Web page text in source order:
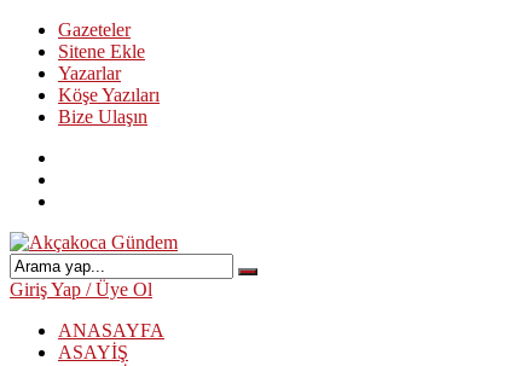
Gazeteler
Sitene Ekle
Yazarlar
Köşe Yazıları
Bize Ulaşın
Giriş Yap / Üye Ol
ANASAYFA
ASAYİŞ